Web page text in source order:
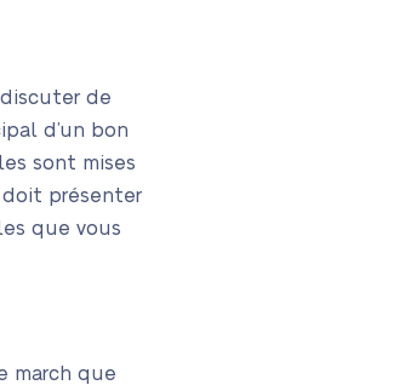
de
d’un bon
sont mises
doit présenter
que vous
march que